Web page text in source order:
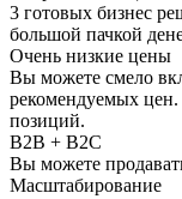
3 готовых бизнес
большой пачкой
Очень низкие цены
Вы можете смело
рекомендуемых цен.
позиций.
B2B + B2C
Вы можете
Масштабирование